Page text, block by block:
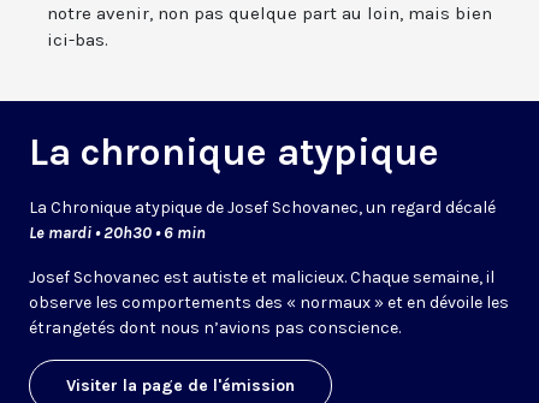
notre avenir, non pas quelque part au loin, mais bien
ici-bas.
La chronique atypique
La Chronique atypique de Josef Schovanec, un regard décalé
Le mardi • 20h30 • 6 min
Josef Schovanec est autiste et malicieux. Chaque semaine, il
observe les comportements des « normaux » et en dévoile les
étrangetés dont nous n’avions pas conscience.
Visiter la page de l'émission